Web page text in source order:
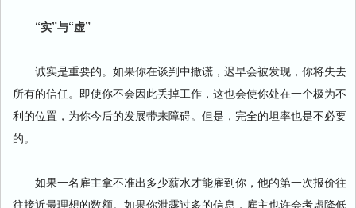
“实”与“虚”
诚实是重要的。如果你在谈判中撒谎，迟早会被发现，你将失去
所有的信任。即使你不会因此丢掉工作，这也会使你处在一个极为不
利的位置，为你今后的发展带来障碍。但是，完全的坦率也是不必要
的。
如果一名雇主拿不准出多少薪水才能雇到你，他的第一次报价往
往接近最理想的数额。如果你泄露过多的信息，雇主也许会考虑降低